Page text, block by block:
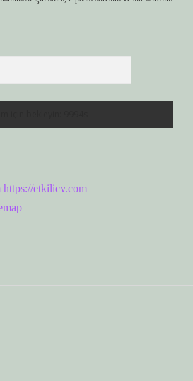
https://etkilicv.com